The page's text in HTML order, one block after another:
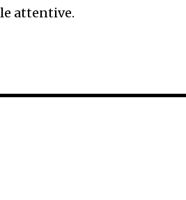
attentive.